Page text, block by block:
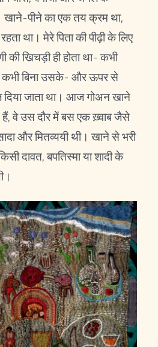
पीने का एक तय क्रम था,
था। मेरे पिता की पीढ़ी के लिए
की खिचड़ी ही होता था- कभी
कभी बिना उसके- और ऊपर से
दिया जाता था। आज गोअन खाने
वे उस दौर में बस एक ख़्वाब जैसे
और मितव्ययी थी। खाने से भरी
दावत, बपतिस्मा या शादी के